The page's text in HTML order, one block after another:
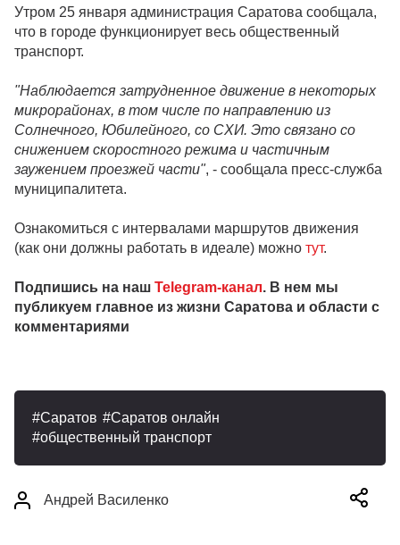
Утром 25 января администрация Саратова сообщала,
что в городе функционирует весь общественный
транспорт.
"Наблюдается затрудненное движение в некоторых
микрорайонах, в том числе по направлению из
Солнечного, Юбилейного, со СХИ. Это связано со
снижением скоростного режима и частичным
заужением проезжей части", - сообщала пресс-служба
муниципалитета.
Ознакомиться с интервалами маршрутов движения
(как они должны работать в идеале) можно тут.
Подпишись на наш Telegram-канал. В нем мы
публикуем главное из жизни Саратова и области с
комментариями
Саратов
Саратов онлайн
общественный транспорт
Андрей Василенко